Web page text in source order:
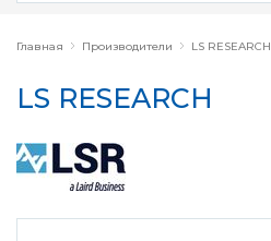
Главная Производители LS RESEARCH
LS RESEARCH